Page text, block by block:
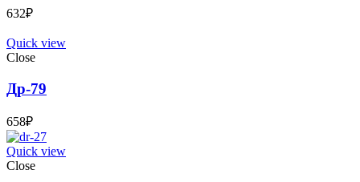
632₽
Quick view
Close
Др-79
658₽
Quick view
Close